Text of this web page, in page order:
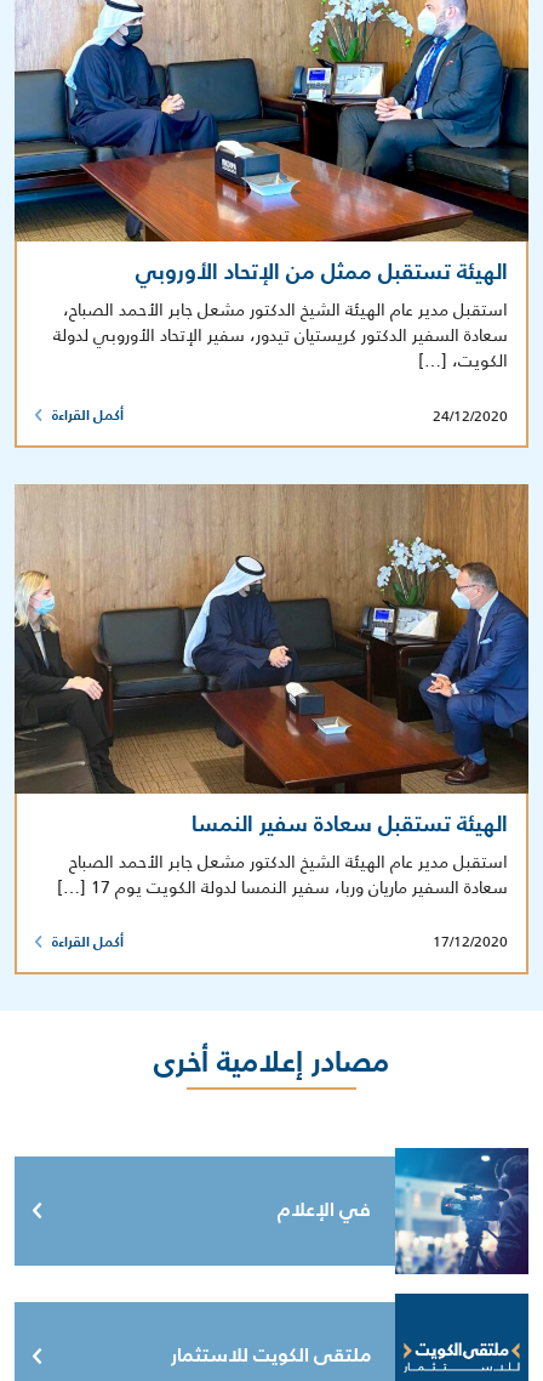
الهيئة تستقبل ممثل من الإتحاد الأوروبي
استقبل مدير عام الهيئة الشيخ الدكتور مشعل جابر الأحمد الصباح،
سعادة السفير الدكتور كريستيان تيدور، سفير الإتحاد الأوروبي لدولة
الكويت، […]
24/12/2020 أكمل القراءة
الهيئة تستقبل سعادة سفير النمسا
استقبل مدير عام الهيئة الشيخ الدكتور مشعل جابر الأحمد الصباح
سعادة السفير ماريان وربا، سفير النمسا لدولة الكويت يوم 17 […]
17/12/2020 أكمل القراءة
مصادر إعلامية أخرى
في الإعلام
ملتقى الكويت للاستثمار